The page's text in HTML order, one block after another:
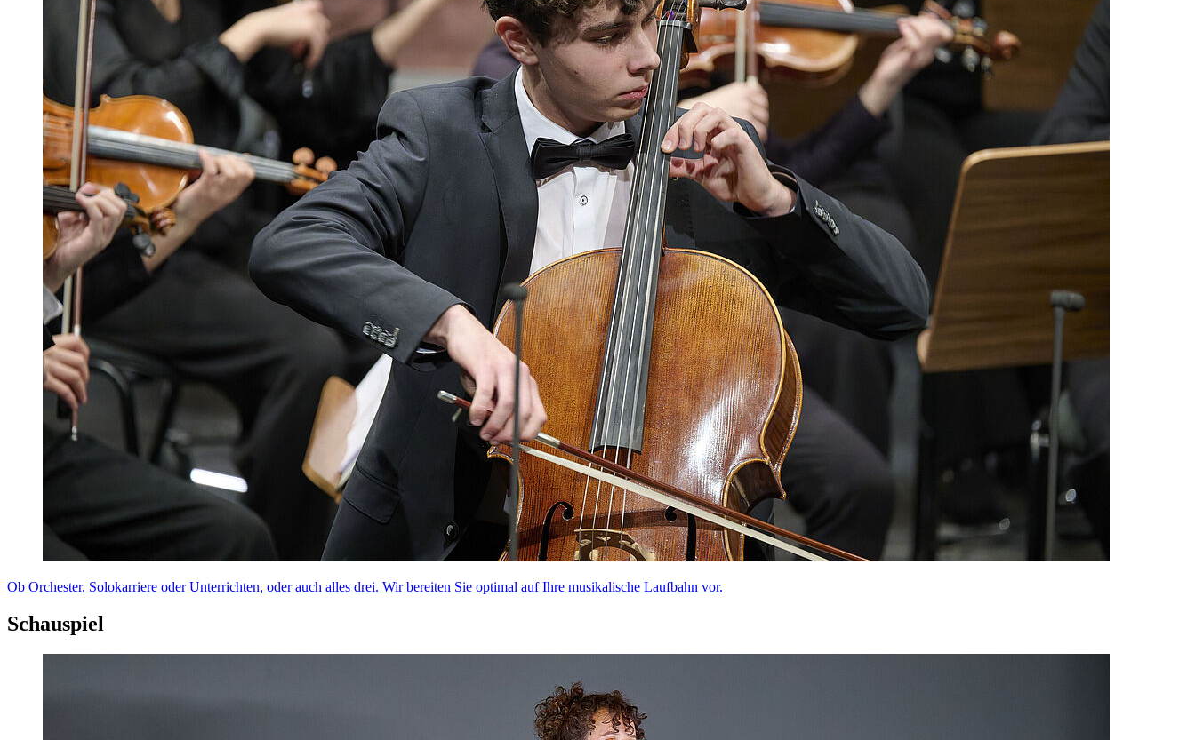
Ob Orchester, Solokarriere oder Unterrichten, oder auch alles drei. Wir bereiten Sie optimal auf Ihre musikalische Laufbahn vor.
Schauspiel